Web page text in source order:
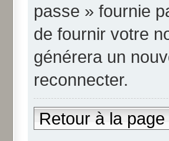
passe » fournie
de fournir votre
générera un
reconnecter.
Retour à la